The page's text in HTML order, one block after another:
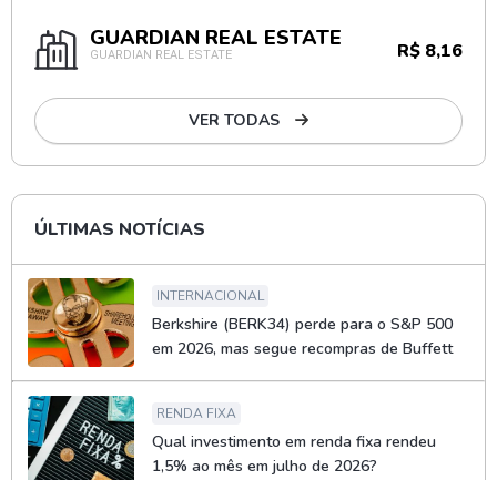
GUARDIAN REAL ESTATE
GUARDIAN REAL ESTATE R$ 8,16
VER TODAS
ÚLTIMAS NOTÍCIAS
INTERNACIONAL
Berkshire (BERK34) perde para o S&P 500
em 2026, mas segue recompras de Buffett
RENDA FIXA
Qual investimento em renda fixa rendeu
1,5% ao mês em julho de 2026?